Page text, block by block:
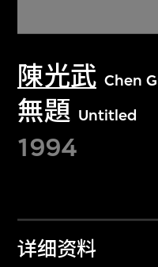
陳光武 Chen
無題 Untitled
1994
详细资料
关于M+藏品
探索世界顶级的
文化藏品。